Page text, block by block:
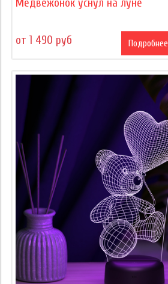
Медвежонок уснул на луне
от 1 490 руб Подробнее